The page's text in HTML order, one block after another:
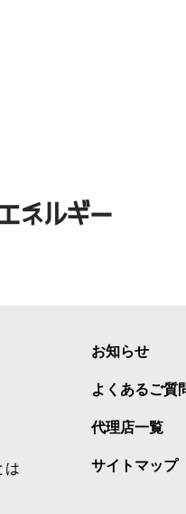
は
お知らせ
よくあるご質
代理店一覧
サイトマップ